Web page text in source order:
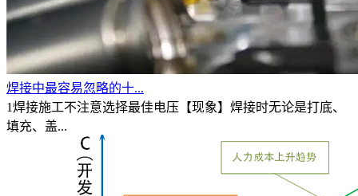
焊接中最容易忽略的十...
1焊接施工不注意选择最佳电压【现象】焊接时无论是打底、
填充、盖...